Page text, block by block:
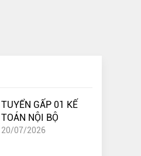
TUYỂN GẤP 01 KẾ
TOÁN NỘI BỘ
20/07/2026